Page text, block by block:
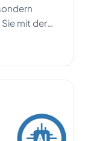
mit der
von
Prozessen
Sie den […]